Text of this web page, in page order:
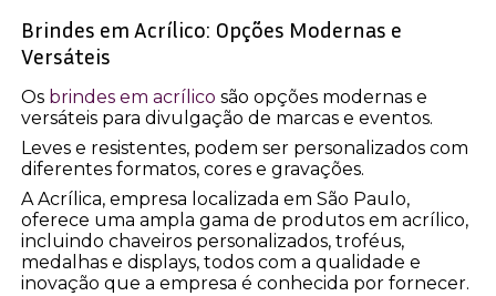
Brindes em Acrílico: Opções Modernas e
Versáteis
Os brindes em acrílico são opções modernas e
versáteis para divulgação de marcas e eventos.
Leves e resistentes, podem ser personalizados com
diferentes formatos, cores e gravações.
A Acrílica, empresa localizada em São Paulo,
oferece uma ampla gama de produtos em acrílico,
incluindo chaveiros personalizados, troféus,
medalhas e displays, todos com a qualidade e
inovação que a empresa é conhecida por fornecer.